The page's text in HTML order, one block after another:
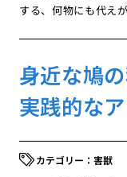
する、何物にも代え
身近な鳩
実践的な
害獣